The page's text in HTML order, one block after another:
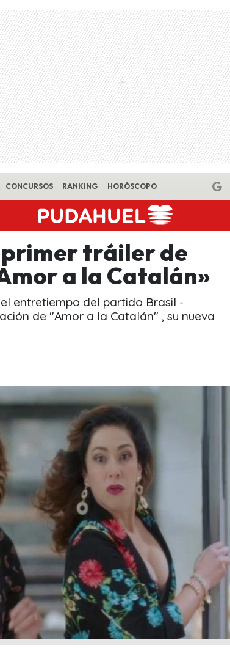
CONCURSOS RANKING HORÓSCOPO
primer tráiler de
a la Catalán»
entretiempo del partido Brasil -
de "Amor a la Catalán" , su nueva